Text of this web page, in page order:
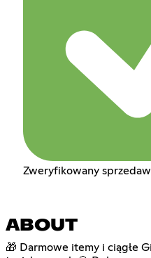
Zweryfikowany
ABOUT
🎁 Darmowe itemy i ciągłe